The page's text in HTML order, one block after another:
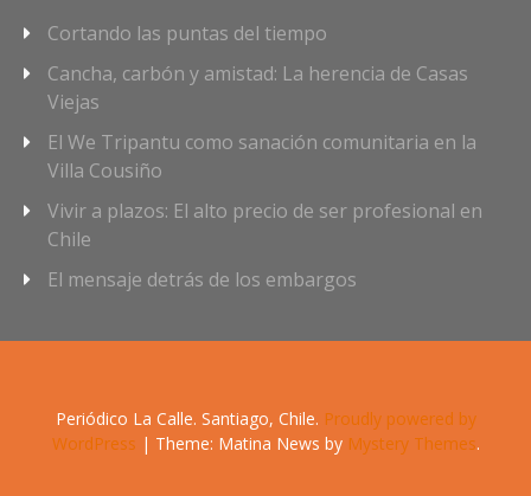
Cortando las puntas del tiempo
Cancha, carbón y amistad: La herencia de Casas
Viejas
El We Tripantu como sanación comunitaria en la
Villa Cousiño
Vivir a plazos: El alto precio de ser profesional en
Chile
El mensaje detrás de los embargos
Periódico La Calle. Santiago, Chile. Proudly powered by
WordPress | Theme: Matina News by Mystery Themes.